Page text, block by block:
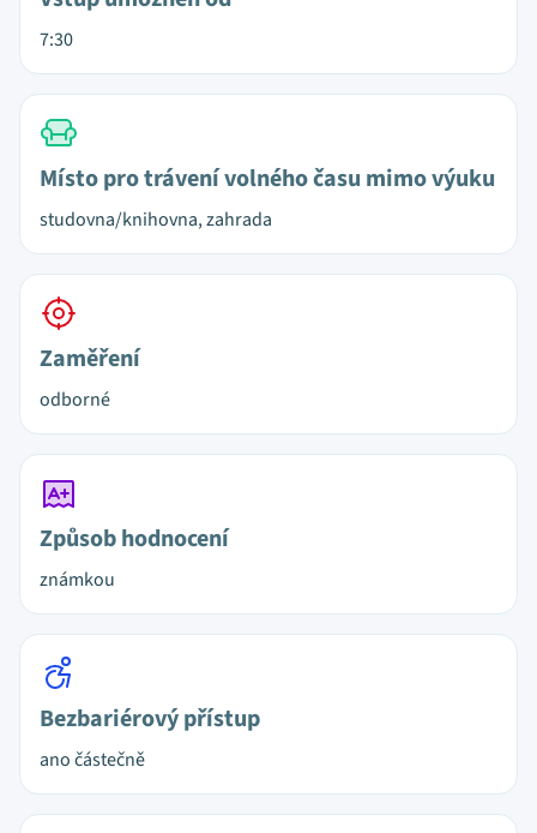
7:30
Místo pro trávení volného času mimo výuku
studovna/knihovna, zahrada
Zaměření
odborné
Způsob hodnocení
známkou
Bezbariérový přístup
ano částečně